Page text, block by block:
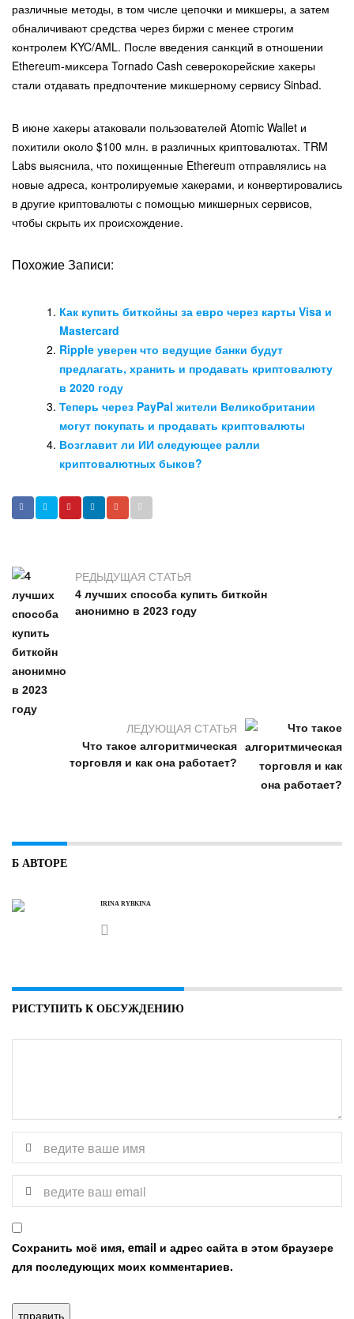
различные методы, в том числе цепочки и микшеры, а затем
обналичивают средства через биржи с менее строгим
контролем KYC/AML. После введения санкций в отношении
Ethereum-миксера Tornado Cash северокорейские хакеры
стали отдавать предпочтение микшерному сервису Sinbad.
В июне хакеры атаковали пользователей Atomic Wallet и
похитили около $100 млн. в различных криптовалютах. TRM
Labs выяснила, что похищенные Ethereum отправлялись на
новые адреса, контролируемые хакерами, и конвертировались
в другие криптовалюты с помощью микшерных сервисов,
чтобы скрыть их происхождение.
Похожие Записи:
Как купить биткойны за евро через карты Visa и
Mastercard
Ripple уверен что ведущие банки будут
предлагать, хранить и продавать криптовалюту
в 2020 году
Теперь через PayPal жители Великобритании
могут покупать и продавать криптовалюты
Возглавит ли ИИ следующее ралли
криптовалютных быков?
РЕДЫДУЩАЯ СТАТЬЯ
4 лучших способа купить биткойн
анонимно в 2023 году
ЛЕДУЮЩАЯ СТАТЬЯ
Что такое алгоритмическая
торговля и как она работает?
Б АВТОРЕ
IRINA RYBKINA
РИСТУПИТЬ К ОБСУЖДЕНИЮ
Сохранить моё имя, email и адрес сайта в этом браузере
для последующих моих комментариев.